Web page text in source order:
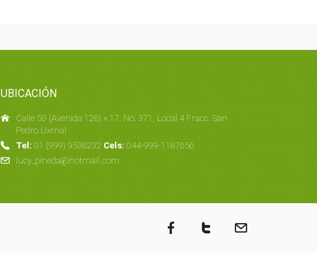
UBICACIÓN
Calle 50 (Avenida 128) x 17, No. 371, Local 4 Fracc. San
Pedro Uxmal
Tel: 01 (999) 9538232 Cels: 044-999-1187656
lucy_pineda@hotmail.com